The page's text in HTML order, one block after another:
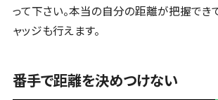
って下さい。本当の自分の距離が把握でき
ャッジも行えます。
番手で距離を決めつけない